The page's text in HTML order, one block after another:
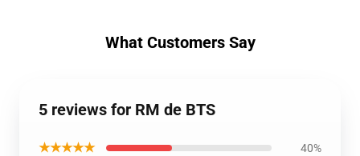
What Customers Say
5 reviews for RM de BTS
★★★★★ 40%